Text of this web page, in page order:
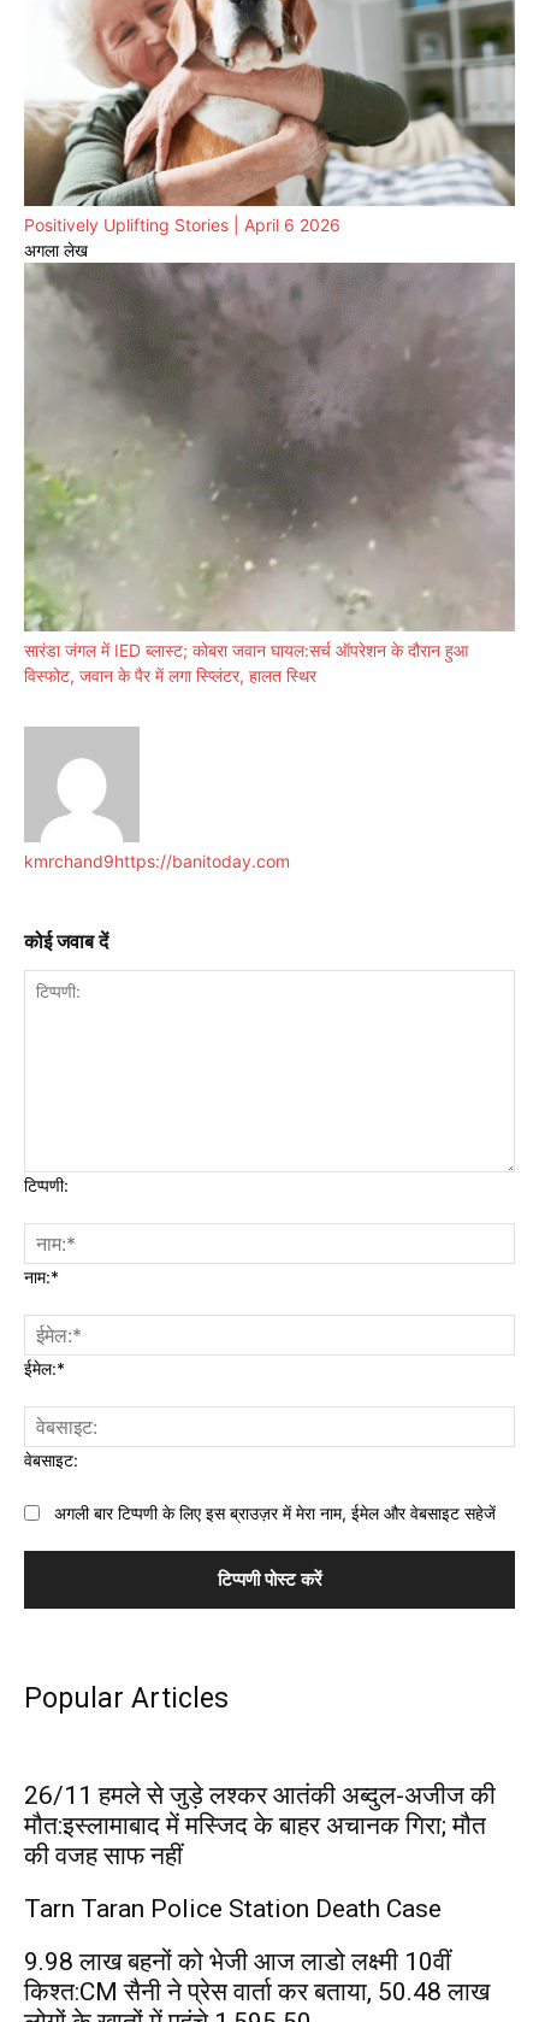
Positively Uplifting Stories | April 6 2026
अगला लेख
सारंडा जंगल में IED ब्लास्ट; कोबरा जवान घायल:सर्च ऑपरेशन के दौरान हुआ
विस्फोट, जवान के पैर में लगा स्प्लिंटर, हालत स्थिर
kmrchand9https://banitoday.com
कोई जवाब दें
टिप्पणी:
नाम:*
ईमेल:*
वेबसाइट:
अगली बार टिप्पणी के लिए इस ब्राउज़र में मेरा नाम, ईमेल और वेबसाइट सहेजें
Popular Articles
26/11 हमले से जुड़े लश्कर आतंकी अब्दुल-अजीज की
मौत:इस्लामाबाद में मस्जिद के बाहर अचानक गिरा; मौत
की वजह साफ नहीं
Tarn Taran Police Station Death Case
9.98 लाख बहनों को भेजी आज लाडो लक्ष्मी 10वीं
किश्त:CM सैनी ने प्रेस वार्ता कर बताया, 50.48 लाख